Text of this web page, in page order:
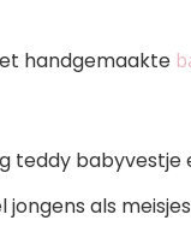
handgemaakte
teddy babyvestje
als